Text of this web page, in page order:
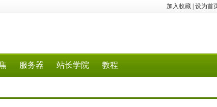
加入收藏 设为首
服务器 站长学院 教程